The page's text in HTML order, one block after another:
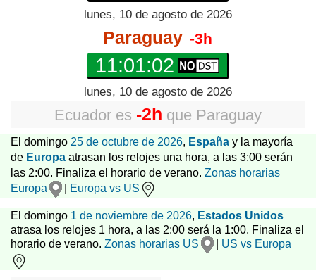
lunes, 10 de agosto de 2026
Paraguay -3h
11:01:03
lunes, 10 de agosto de 2026
Ecuador es -2h que Paraguay
El domingo 25 de octubre de 2026, España y la mayoría
de Europa atrasan los relojes una hora, a las 3:00 serán
las 2:00. Finaliza el horario de verano. Zonas horarias
Europa
Europa vs US
El domingo 1 de noviembre de 2026, Estados Unidos
atrasa los relojes 1 hora, a las 2:00 será la 1:00. Finaliza el
horario de verano. Zonas horarias US US vs Europa